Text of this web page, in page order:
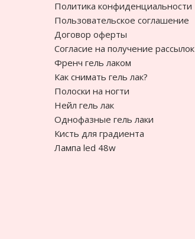
Политика конфиденциальности
Пользовательское соглашение
Договор оферты
Согласие на получение рассылок
Френч гель лаком
Как снимать гель лак?
Полоски на ногти
Нейл гель лак
Однофазные гель лаки
Кисть для градиента
Лампа led 48w